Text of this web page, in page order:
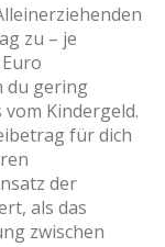
zu – je
du gering
Kindergeld.
für dich
der
als das
zwischen